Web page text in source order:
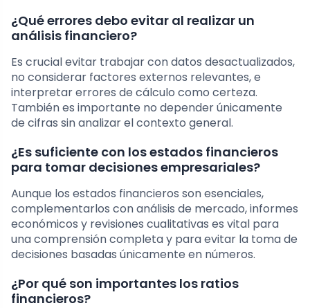
¿Qué errores debo evitar al realizar un
análisis financiero?
Es crucial evitar trabajar con datos desactualizados,
no considerar factores externos relevantes, e
interpretar errores de cálculo como certeza.
También es importante no depender únicamente
de cifras sin analizar el contexto general.
¿Es suficiente con los estados financieros
para tomar decisiones empresariales?
Aunque los estados financieros son esenciales,
complementarlos con análisis de mercado, informes
económicos y revisiones cualitativas es vital para
una comprensión completa y para evitar la toma de
decisiones basadas únicamente en números.
¿Por qué son importantes los ratios
financieros?